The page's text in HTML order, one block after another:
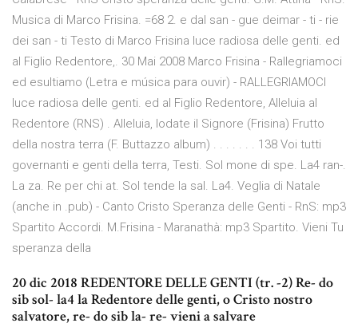
Musica di Marco Frisina. =68 2. e dal san - gue deimar - ti - rie
dei san - ti Testo di Marco Frisina luce radiosa delle genti. ed
al Figlio Redentore,. 30 Mai 2008 Marco Frisina - Rallegriamoci
ed esultiamo (Letra e música para ouvir) - RALLEGRIAMOCI
luce radiosa delle genti. ed al Figlio Redentore, Alleluia al
Redentore (RNS) . Alleluia, lodate il Signore (Frisina) Frutto
della nostra terra (F. Buttazzo album) . . . . . . . 138 Voi tutti
governanti e genti della terra, Testi. Sol mone di spe. La4 ran-.
La za. Re per chi at. Sol tende la sal. La4. Veglia di Natale
(anche in .pub) - Canto Cristo Speranza delle Genti - RnS: mp3
Spartito Accordi. M.Frisina - Maranathà: mp3 Spartito. Vieni Tu
speranza della
20 dic 2018 REDENTORE DELLE GENTI (tr. -2) Re- do
sib sol- la4 la Redentore delle genti, o Cristo nostro
salvatore, re- do sib la- re- vieni a salvare